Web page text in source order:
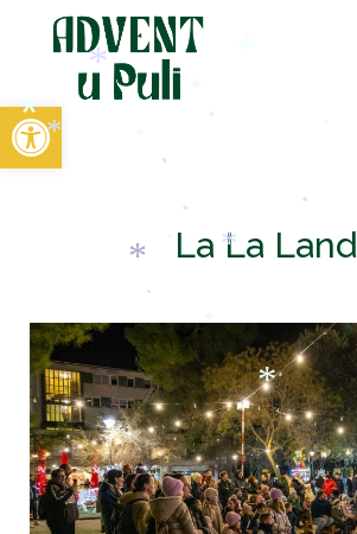
Open toolbar
La La Land
*
*
*
*
*
*